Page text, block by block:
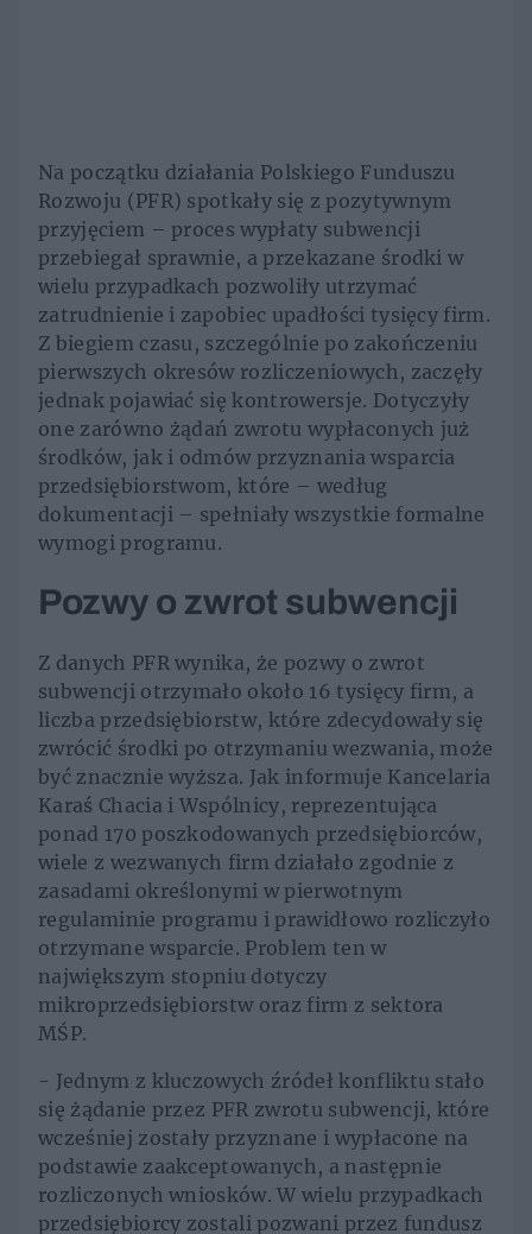
Na początku działania Polskiego Funduszu
Rozwoju (PFR) spotkały się z pozytywnym
przyjęciem – proces wypłaty subwencji
przebiegał sprawnie, a przekazane środki w
wielu przypadkach pozwoliły utrzymać
zatrudnienie i zapobiec upadłości tysięcy firm.
Z biegiem czasu, szczególnie po zakończeniu
pierwszych okresów rozliczeniowych, zaczęły
jednak pojawiać się kontrowersje. Dotyczyły
one zarówno żądań zwrotu wypłaconych już
środków, jak i odmów przyznania wsparcia
przedsiębiorstwom, które – według
dokumentacji – spełniały wszystkie formalne
wymogi programu.
Pozwy o zwrot subwencji
Z danych PFR wynika, że pozwy o zwrot
subwencji otrzymało około 16 tysięcy firm, a
liczba przedsiębiorstw, które zdecydowały się
zwrócić środki po otrzymaniu wezwania, może
być znacznie wyższa. Jak informuje Kancelaria
Karaś Chacia i Wspólnicy, reprezentująca
ponad 170 poszkodowanych przedsiębiorców,
wiele z wezwanych firm działało zgodnie z
zasadami określonymi w pierwotnym
regulaminie programu i prawidłowo rozliczyło
otrzymane wsparcie. Problem ten w
największym stopniu dotyczy
mikroprzedsiębiorstw oraz firm z sektora
MŚP.
- Jednym z kluczowych źródeł konfliktu stało
się żądanie przez PFR zwrotu subwencji, które
wcześniej zostały przyznane i wypłacone na
podstawie zaakceptowanych, a następnie
rozliczonych wniosków. W wielu przypadkach
przedsiębiorcy zostali pozwani przez fundusz